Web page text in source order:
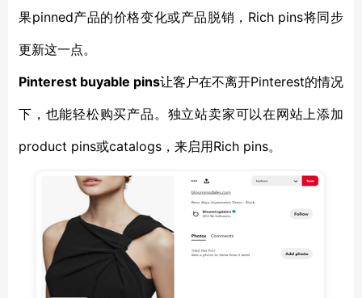
果pinned产品的价格变化或产品脱销，Rich pins将同步
更新这一点。
Pinterest buyable pins让客户在不离开Pinterest的情况
下，也能轻松购买产品。独立站卖家可以在网站上添加
product pins或catalogs，来启用Rich pins。